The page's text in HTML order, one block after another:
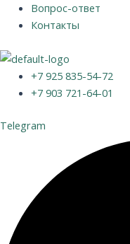
Вопрос-ответ
Контакты
+7 925 835-54-72
+7 903 721-64-01
Telegram